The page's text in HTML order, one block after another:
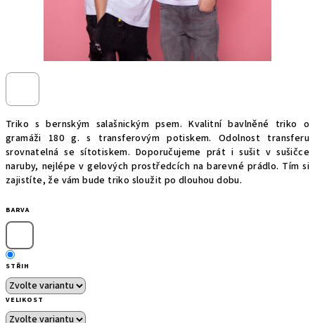
Triko s bernským salašnickým psem. Kvalitní bavlněné triko o
gramáži 180 g. s transferovým potiskem. Odolnost transferu
srovnatelná se sítotiskem. Doporučujeme prát i sušit v sušičce
naruby, nejlépe v gelových prostředcích na barevné prádlo. Tím si
zajistíte, že vám bude triko sloužit po dlouhou dobu.
BARVA
STŘIH
VELIKOST